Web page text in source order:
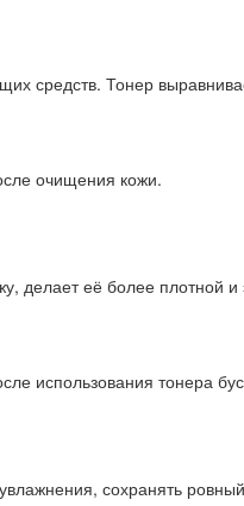
средств. Тонер
очищения кожи.
делает её более плотной и
использования тонера
сохранять